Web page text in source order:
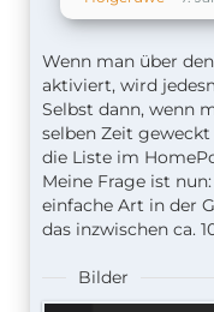
Wenn man über
aktiviert, wird
Selbst dann, wenn
selben Zeit
die Liste im
Meine Frage ist
einfache Art in der
das inzwischen ca.
Bilder